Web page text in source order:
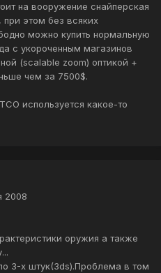
на вооружение снайперская
этом без всяких
можно купить нормальную
с укороченным магазинов
(scalable zoom) оптикой +
чем за 7500$.
используется какое-то
2008
оружия а также
3-х штук(3ds).Проблема в том